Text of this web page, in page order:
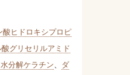
酸ヒドロキシプロピ
グリセリルアミド
分解ケラチン、 ダ